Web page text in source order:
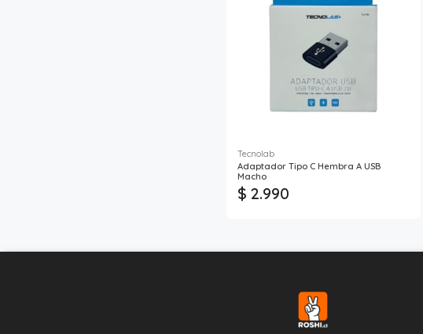
Tecnolab
Adaptador Tipo C Hembra A USB
Macho
$ 2.990